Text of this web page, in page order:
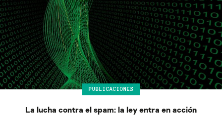
PUBLICACIONES
La lucha contra el spam: la ley entra en acción